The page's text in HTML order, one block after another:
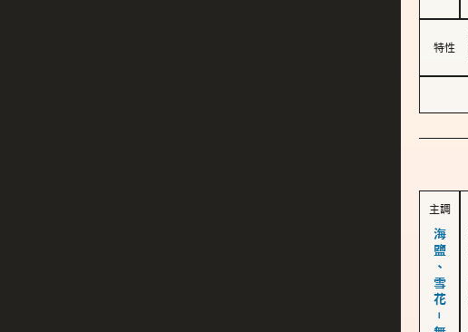
特性
主調
海鹽、雪花－無私型